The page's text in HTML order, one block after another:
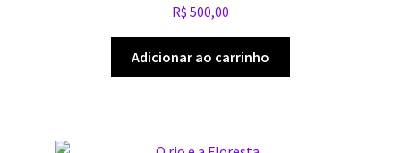
R$ 500,00
Adicionar ao carrinho